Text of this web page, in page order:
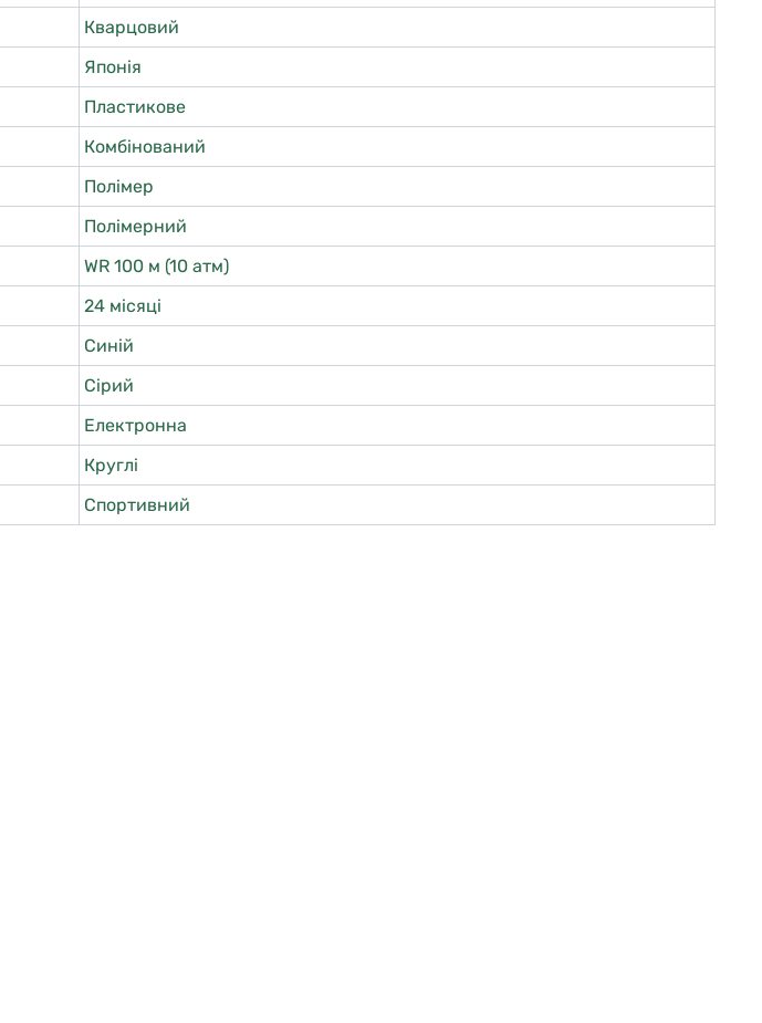
Кварцовий
Японія
Пластикове
Комбінований
Полімер
Полімерний
WR 100 м (10 атм)
24 місяці
Синій
Сірий
Електронна
Круглі
Спортивний